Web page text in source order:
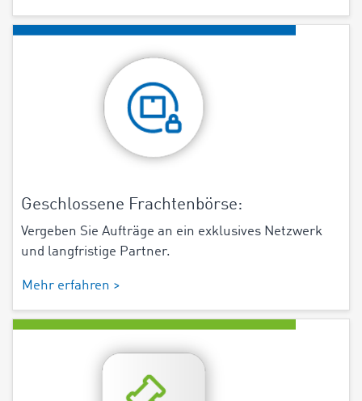
Geschlossene Frachtenbörse:
Vergeben Sie Aufträge an ein exklusives Netzwerk
und langfristige Partner.
Mehr erfahren >